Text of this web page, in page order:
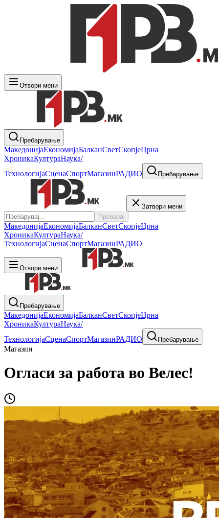
Отвори мени
Пребарување
МакедонијаЕкономијаБалканСветСкопјеЦрна
ХроникаКултураНаука/
ТехнологијаСценаСпортМагазинРАДИО Пребарување
Затвори мени
Пребарај
МакедонијаЕкономијаБалканСветСкопјеЦрна
ХроникаКултураНаука/
ТехнологијаСценаСпортМагазинРАДИО
Отвори мени
Пребарување
МакедонијаЕкономијаБалканСветСкопјеЦрна
ХроникаКултураНаука/
ТехнологијаСценаСпортМагазинРАДИО Пребарување
Магазин
Огласи за работа во Велес!